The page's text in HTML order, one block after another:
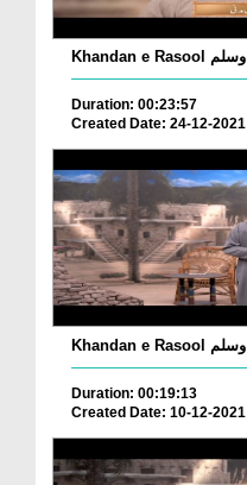
Duration: 00:23:57
Created Date: 24-12-2021
Duration: 00:19:13
Created Date: 10-12-2021